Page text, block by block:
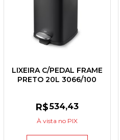
LIXEIRA C/PEDAL FRAME
PRETO 20L 3066/100
R$534,43
À vista no PIX